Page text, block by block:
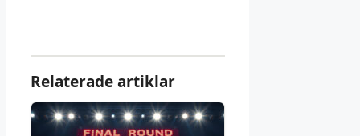
Relaterade artiklar